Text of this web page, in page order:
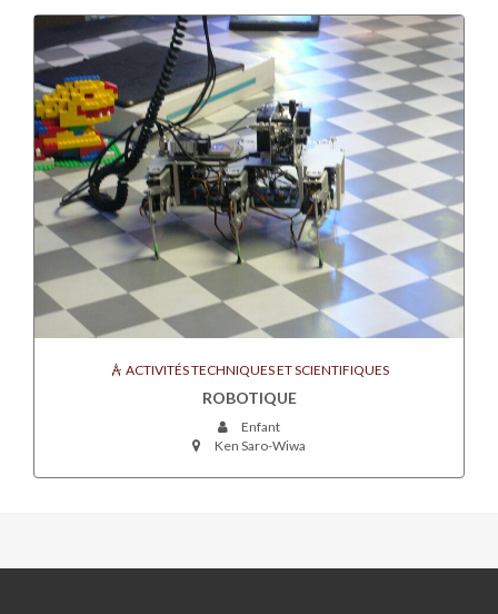
ACTIVITÉS TECHNIQUES ET SCIENTIFIQUES
ROBOTIQUE
Enfant
Ken Saro-Wiwa